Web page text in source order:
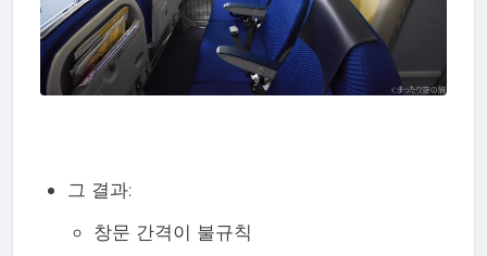
그 결과:
창문 간격이 불규칙